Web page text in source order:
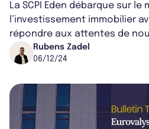
La SCPI Eden débarque sur le
l’investissement immobilier
répondre aux attentes de
Avec une approche portée
Rubens Zadel
06/12/24